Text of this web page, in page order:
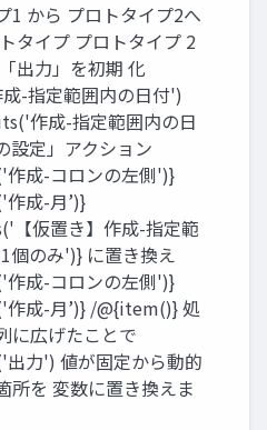
1 から プロトタイプ2へ
タイプ プロトタイプ 2
出力」を初期 化
-指定範囲内の日付')
作成-指定範囲内の日
設定」アクション
成-コロンの左側')}
成-月’)}
【仮置き】作成-指定範
個のみ')} に置き換え
成-コロンの左側')}
成-月’)} /@{item()} 処
に広げたことで
力') 値が固定から動的
所を 変数に置き換えま